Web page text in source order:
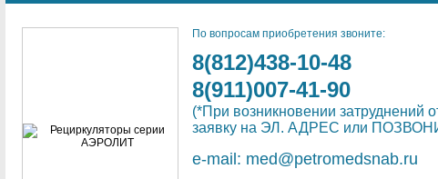
По вопросам приобретения звоните:
8(812)438-10-48
8(911)007-41-90
(*При возникновении
заявку на ЭЛ. АДРЕС или
e-mail: med@petromedsnab.ru